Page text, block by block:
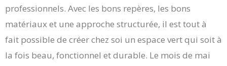
professionnels. Avec les bons repères, les bons
matériaux et une approche structurée, il est tout à
fait possible de créer chez soi un espace vert qui soit à
la fois beau, fonctionnel et durable. Le mois de mai